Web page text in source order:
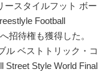
ースタイルフット ボー
Football
招待権も獲得した。
ル ベストトリック・コ
Street Style World Final